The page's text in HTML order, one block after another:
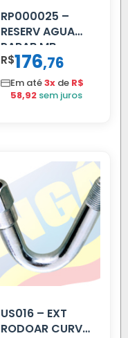
RP000025 –
RESERV AGUA
PARAB MB
ACCELO
C/TAMPA
R$176,76
Em até3x de R$
58,92 sem juros
US016 – EXT
RODOAR CURVA